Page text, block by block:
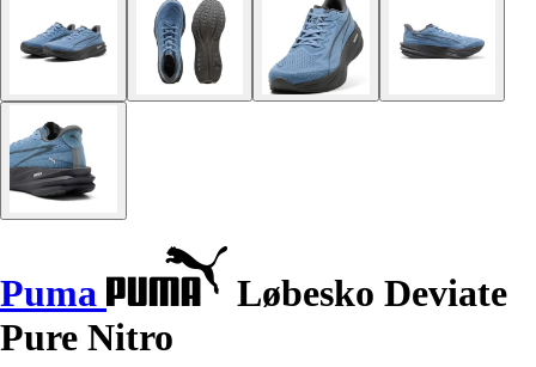
Puma
Løbesko Deviate
Pure Nitro